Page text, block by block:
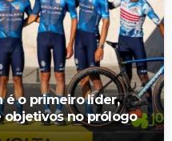
é o primeiro líder,
objetivos no prólogo